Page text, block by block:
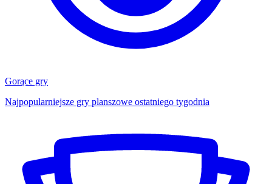
Gorące gry
Najpopularniejsze gry planszowe ostatniego tygodnia